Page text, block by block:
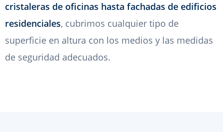
cristaleras de oficinas hasta fachadas de edificios
residenciales, cubrimos cualquier tipo de
superficie en altura con los medios y las medidas
de seguridad adecuados.